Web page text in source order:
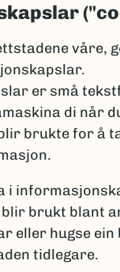
våre,
er små
di når
brukte for å
i
brukt blant
eller hugse ein
tidlegare.